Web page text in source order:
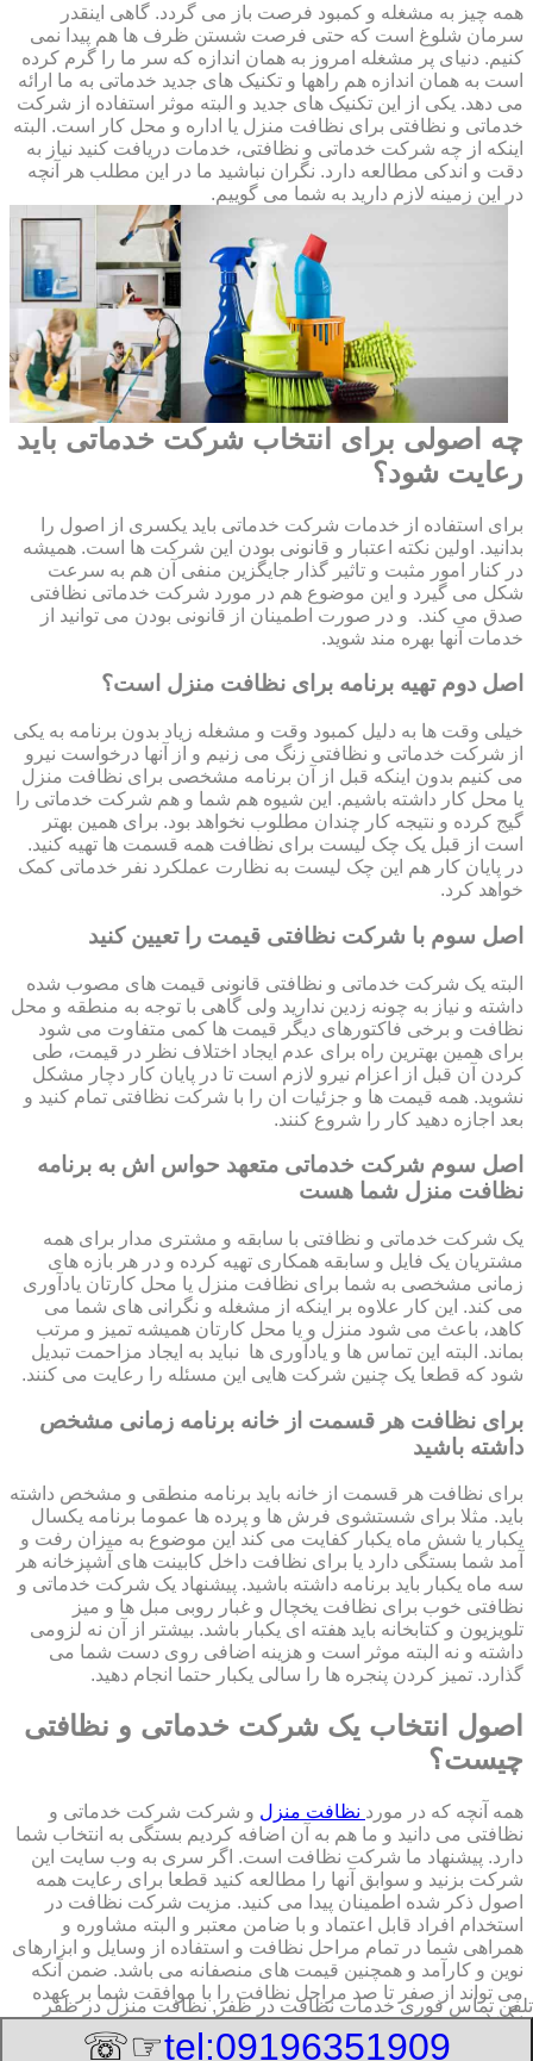
همه چیز به مشغله و کمبود فرصت باز می گردد. گاهی اینقدر
سرمان شلوغ است که حتی فرصت شستن ظرف ها هم پیدا نمی
کنیم. دنیای پر مشغله امروز به همان اندازه که سر ما را گرم کرده
است به همان اندازه هم راهها و تکنیک های جدید خدماتی به ما ارائه
می دهد. یکی از این تکنیک های جدید و البته موثر استفاده از شرکت
خدماتی و نظافتی برای نظافت منزل یا اداره و محل کار است. البته
اینکه از چه شرکت خدماتی و نظافتی، خدمات دریافت کنید نیاز به
دقت و اندکی مطالعه دارد. نگران نباشید ما در این مطلب هر آنچه
در این زمینه لازم دارید به شما می گوییم.
چه اصولی برای انتخاب شرکت خدماتی باید
رعایت شود؟
برای استفاده از خدمات شرکت خدماتی باید یکسری از اصول را
بدانید. اولین نکته اعتبار و قانونی بودن این شرکت ها است. همیشه
در کنار امور مثبت و تاثیر گذار جایگزین منفی آن هم به سرعت
شکل می گیرد و این موضوع هم در مورد شرکت خدماتی نظافتی
صدق می کند. و در صورت اطمینان از قانونی بودن می توانید از
خدمات آنها بهره مند شوید.
اصل دوم تهیه برنامه برای نظافت منزل است؟
خیلی وقت ها به دلیل کمبود وقت و مشغله زیاد بدون برنامه به یکی
از شرکت خدماتی و نظافتی زنگ می زنیم و از آنها درخواست نیرو
می کنیم بدون اینکه قبل از آن برنامه مشخصی برای نظافت منزل
یا محل کار داشته باشیم. این شیوه هم شما و هم شرکت خدماتی را
گیج کرده و نتیجه کار چندان مطلوب نخواهد بود. برای همین بهتر
است از قبل یک چک لیست برای نظافت همه قسمت ها تهیه کنید.
در پایان کار هم این چک لیست به نظارت عملکرد نفر خدماتی کمک
خواهد کرد.
اصل سوم با شرکت نظافتی قیمت را تعیین کنید
البته یک شرکت خدماتی و نظافتی قانونی قیمت های مصوب شده
داشته و نیاز به چونه زدین ندارید ولی گاهی با توجه به منطقه و محل
نظافت و برخی فاکتورهای دیگر قیمت ها کمی متفاوت می شود
برای همین بهترین راه برای عدم ایجاد اختلاف نظر در قیمت، طی
کردن آن قبل از اعزام نیرو لازم است تا در پایان کار دچار مشکل
نشوید. همه قیمت ها و جزئیات ان را با شرکت نظافتی تمام کنید و
بعد اجازه دهید کار را شروع کنند.
اصل سوم شرکت خدماتی متعهد حواس اش به برنامه
نظافت منزل شما هست
یک شرکت خدماتی و نظافتی با سابقه و مشتری مدار برای همه
مشتریان یک فایل و سابقه همکاری تهیه کرده و در هر بازه های
زمانی مشخصی به شما برای نظافت منزل یا محل کارتان یادآوری
می کند. این کار علاوه بر اینکه از مشغله و نگرانی های شما می
کاهد، باعث می شود منزل و یا محل کارتان همیشه تمیز و مرتب
بماند. البته این تماس ها و یادآوری ها نباید به ایجاد مزاحمت تبدیل
شود که قطعا یک چنین شرکت هایی این مسئله را رعایت می کنند.
برای نظافت هر قسمت از خانه برنامه زمانی مشخص
داشته باشید
برای نظافت هر قسمت از خانه باید برنامه منطقی و مشخص داشته
باید. مثلا برای شستشوی فرش ها و پرده ها عموما برنامه یکسال
یکبار یا شش ماه یکبار کفایت می کند این موضوع به میزان رفت و
آمد شما بستگی دارد یا برای نظافت داخل کابینت های آشپزخانه هر
سه ماه یکبار باید برنامه داشته باشید. پیشنهاد یک شرکت خدماتی و
نظافتی خوب برای نظافت یخچال و غبار روبی مبل ها و میز
تلویزیون و کتابخانه باید هفته ای یکبار باشد. بیشتر از آن نه لزومی
داشته و نه البته موثر است و هزینه اضافی روی دست شما می
گذارد. تمیز کردن پنجره ها را سالی یکبار حتما انجام دهید.
اصول انتخاب یک شرکت خدماتی و نظافتی
چیست؟
همه آنچه که در مورد نظافت منزل و شرکت شرکت خدماتی و
نظافتی می دانید و ما هم به آن اضافه کردیم بستگی به انتخاب شما
دارد. پیشنهاد ما شرکت نظافت است. اگر سری به وب سایت این
شرکت بزنید و سوابق آنها را مطالعه کنید قطعا برای رعایت همه
اصول ذکر شده اطمینان پیدا می کنید. مزیت شرکت نظافت در
استخدام افراد قابل اعتماد و با ضامن معتبر و البته مشاوره و
همراهی شما در تمام مراحل نظافت و استفاده از وسایل و ابزارهای
نوین و کارآمد و همچنین قیمت های منصفانه می باشد. ضمن آنکه
می تواند از صفر تا صد مراحل نظافت را با موافقت شما بر عهده
بگیرد.
8/7/2026 9:51:32 AM
تلفن تماس فوریخدمات نظافت در ظفر, نظافت منزل در ظفر
tel:09196351909
☞☏